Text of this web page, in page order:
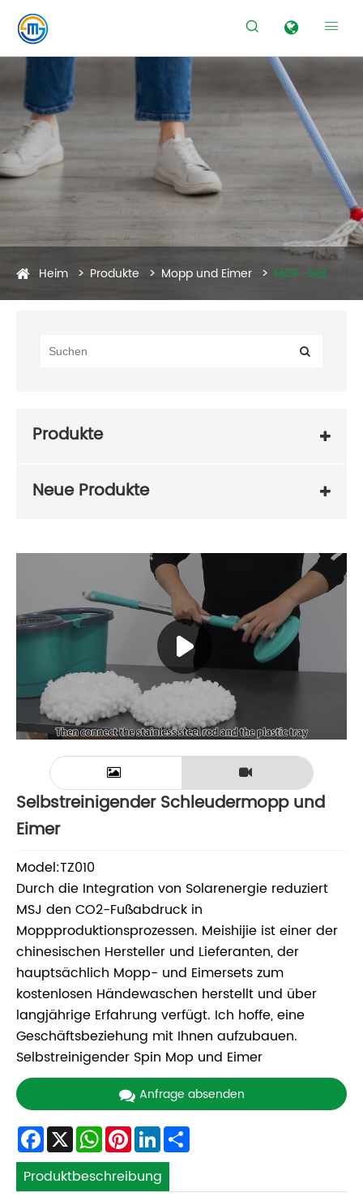
 
Heim Produkte Mopp und Eimer MOP -Set
Produkte
Neue Produkte
Selbstreinigender Schleudermopp und
Eimer
Model:TZ010
Durch die Integration von Solarenergie reduziert
MSJ den CO2-Fußabdruck in
Moppproduktionsprozessen. Meishijie ist einer der
chinesischen Hersteller und Lieferanten, der
hauptsächlich Mopp- und Eimersets zum
kostenlosen Händewaschen herstellt und über
langjährige Erfahrung verfügt. Ich hoffe, eine
Geschäftsbeziehung mit Ihnen aufzubauen.
Selbstreinigender Spin Mop und Eimer
Anfrage absenden
Facebook
X WhatsApp
Pinterest
LinkedIn
Produktbeschreibung